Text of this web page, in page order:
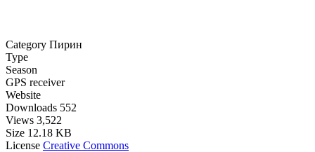
Category Пирин
Type
Season
GPS receiver
Website
Downloads 552
Views 3,522
Size 12.18 KB
License Creative Commons